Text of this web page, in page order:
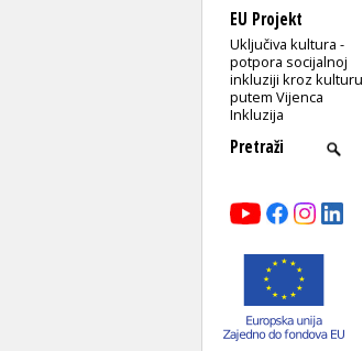
EU Projekt
Uključiva kultura -
potpora socijalnoj
inkluziji kroz kulturu
putem Vijenca
Inkluzija